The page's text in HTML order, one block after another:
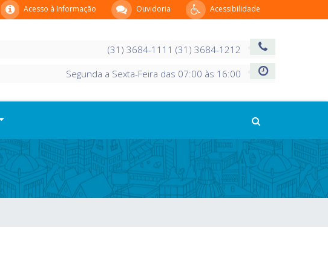
Acessibilidade
Ouvidoria
Acesso à Informação
(31) 3684-1111 (31) 3684-1212
Segunda a Sexta-Feira das 07:00 às 16:00